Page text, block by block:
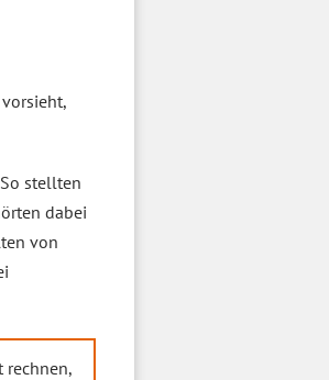
vorsieht,
stellten
dabei
von
rechnen,